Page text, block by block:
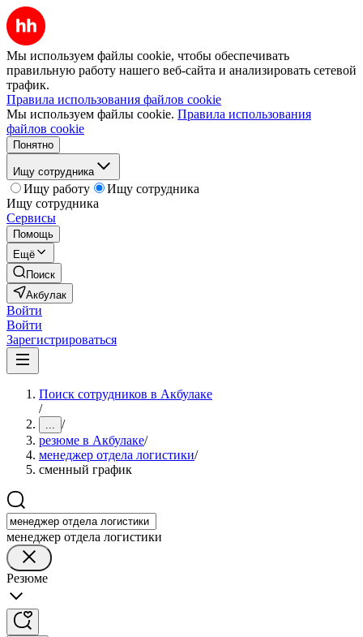
Мы используем файлы cookie, чтобы обеспечивать
правильную работу нашего веб-сайта и анализировать сетевой
трафик.
Правила использования файлов cookie
Мы используем файлы cookie. Правила использования
файлов cookie
Понятно
Ищу сотрудника
Ищу работу
Ищу сотрудника
Ищу сотрудника
Сервисы
Помощь
Ещё
Поиск
Акбулак
Войти
Войти
Зарегистрироваться
Поиск сотрудников в Акбулаке
/
... /
резюме в Акбулаке/
менеджер отдела логистики/
сменный график
менеджер отдела логистики
Резюме